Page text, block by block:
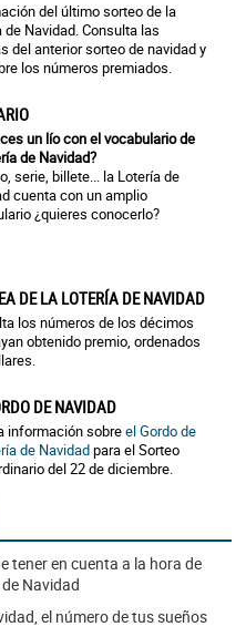
del último sorteo de la
de Navidad. Consulta las
del anterior sorteo de navidad y
los números premiados.
un lío con el vocabulario de
de Navidad?
serie, billete... la Lotería de
cuenta con un amplio
¿quieres conocerlo?
DE LA LOTERÍA DE NAVIDAD
los números de los décimos
obtenido premio, ordenados
DE NAVIDAD
información sobreel Gordo de
de Navidadpara el Sorteo
del 22 de diciembre.
tener en cuenta a la hora de
Navidad
el número de tus sueños